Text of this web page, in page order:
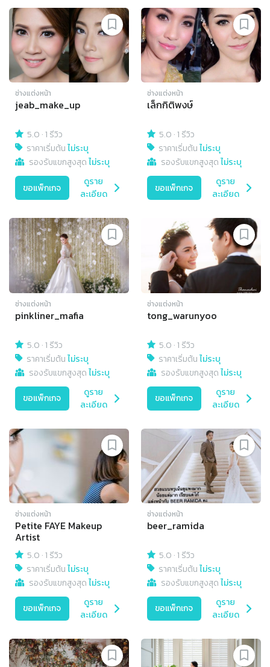
ช่างแต่งหน้า
jeab_make_up
5.0 ·1 รีวิว
ราคาเริ่มต้นไม่ระบุ
รองรับแขกสูงสุดไม่ระบุ
ขอแพ็กเกจ
ดูราย
ละเอียด
ช่างแต่งหน้า
เล็กกิติพงษ์
5.0 ·1 รีวิว
ราคาเริ่มต้นไม่ระบุ
รองรับแขกสูงสุดไม่ระบุ
ขอแพ็กเกจ
ดูราย
ละเอียด
ช่างแต่งหน้า
pinkliner_mafia
5.0 ·1 รีวิว
ราคาเริ่มต้นไม่ระบุ
รองรับแขกสูงสุดไม่ระบุ
ขอแพ็กเกจ
ดูราย
ละเอียด
ช่างแต่งหน้า
tong_warunyoo
5.0 ·1 รีวิว
ราคาเริ่มต้นไม่ระบุ
รองรับแขกสูงสุดไม่ระบุ
ขอแพ็กเกจ
ดูราย
ละเอียด
ช่างแต่งหน้า
Petite FAYE Makeup
Artist
5.0 ·1 รีวิว
ราคาเริ่มต้นไม่ระบุ
รองรับแขกสูงสุดไม่ระบุ
ขอแพ็กเกจ
ดูราย
ละเอียด
ช่างแต่งหน้า
beer_ramida
5.0 ·1 รีวิว
ราคาเริ่มต้นไม่ระบุ
รองรับแขกสูงสุดไม่ระบุ
ขอแพ็กเกจ
ดูราย
ละเอียด